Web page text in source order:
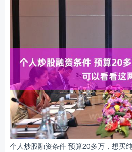
个人炒股融资条件 预算20多万，想买